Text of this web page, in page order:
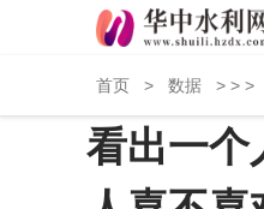
首页 > 数据 > > >
看出一个